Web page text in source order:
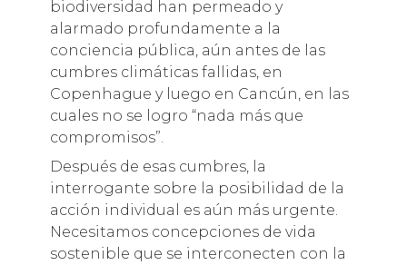
biodiversidad han permeado y
alarmado profundamente a la
conciencia pública, aún antes de las
cumbres climáticas fallidas, en
Copenhague y luego en Cancún, en las
cuales no se logro “nada más que
compromisos”.
Después de esas cumbres, la
interrogante sobre la posibilidad de la
acción individual es aún más urgente.
Necesitamos concepciones de vida
sostenible que se interconecten con la